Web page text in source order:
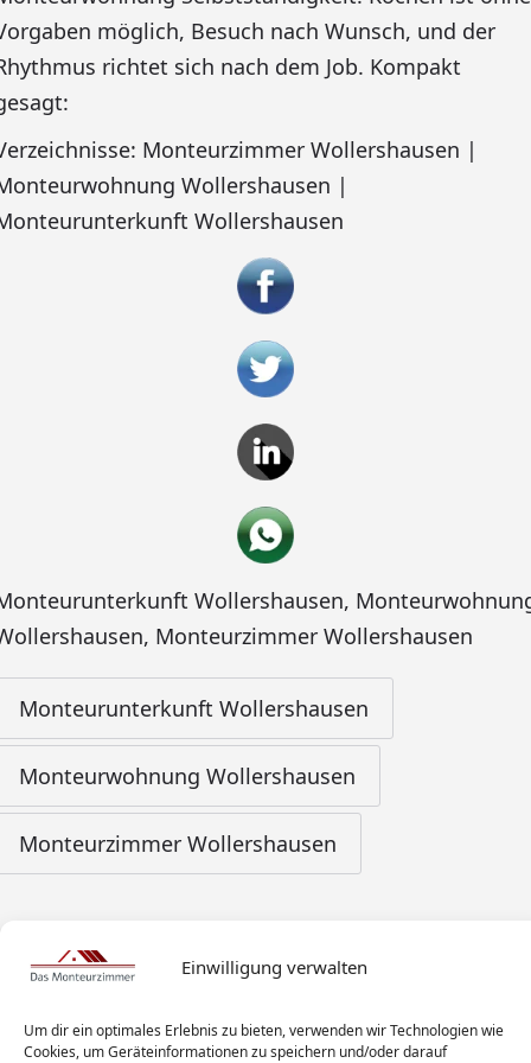
Einwilligung verwalten
Um dir ein optimales Erlebnis zu bieten, verwenden wir Technologien wie
Cookies, um Geräteinformationen zu speichern und/oder darauf
möglich, Besuch nach Wunsch, und der
richtet sich nach dem Job. Kompakt
Monteurzimmer Wollershausen |
Wollershausen |
Wollershausen
Wollershausen,
, Monteurzimmer Wollershausen
Monteurunterkunft Wollershausen
Monteurwohnung Wollershausen
Monteurzimmer Wollershausen